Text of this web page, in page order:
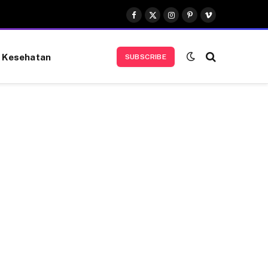
Facebook
X
(Twitter)
Instagram
Pinterest
Vimeo
Kesehatan SUBSCRIBE